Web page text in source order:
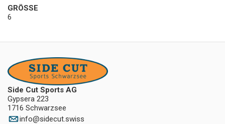
GRÖSSE
6
Side Cut Sports AG
Gypsera 223
1716 Schwarzsee
info@sidecut.swiss